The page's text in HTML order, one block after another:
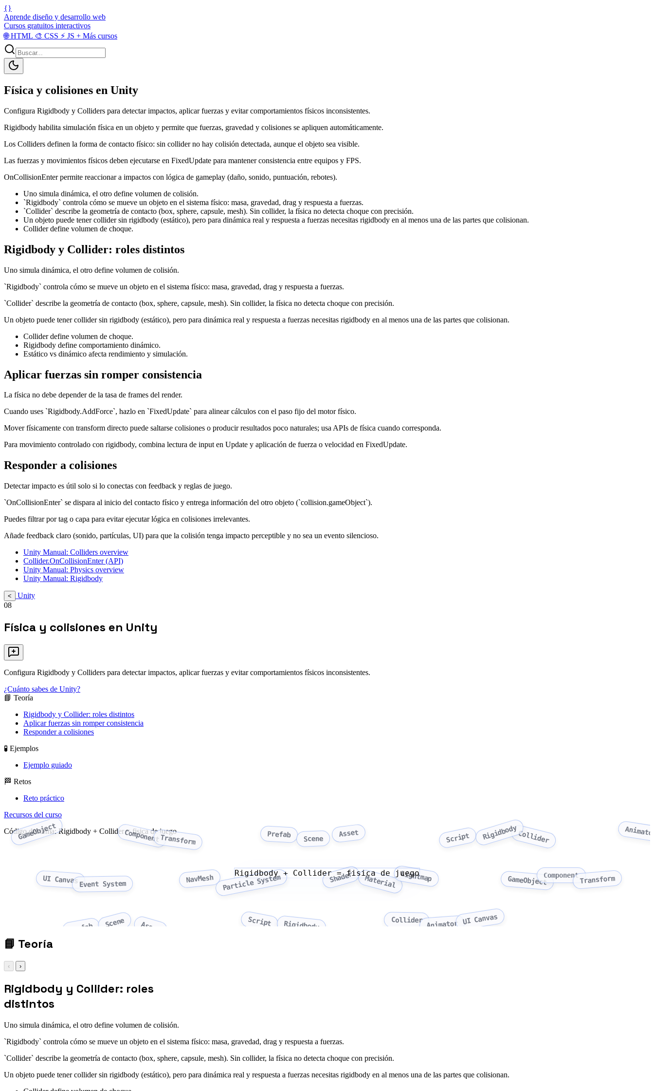
{}
Aprende diseño y desarrollo web
Cursos gratuitos interactivos
🌐HTML 🎨 CSS ⚡ JS + Más cursos
Física y colisiones en Unity
Configura Rigidbody y Colliders para detectar impactos, aplicar fuerzas y evitar comportamientos físicos inconsistentes.
Rigidbody habilita simulación física en un objeto y permite que fuerzas, gravedad y colisiones se apliquen automáticamente.
Los Colliders definen la forma de contacto físico: sin collider no hay colisión detectada, aunque el objeto sea visible.
Las fuerzas y movimientos físicos deben ejecutarse en FixedUpdate para mantener consistencia entre equipos y FPS.
OnCollisionEnter permite reaccionar a impactos con lógica de gameplay (daño, sonido, puntuación, rebotes).
Uno simula dinámica, el otro define volumen de colisión.
`Rigidbody` controla cómo se mueve un objeto en el sistema físico: masa, gravedad, drag y respuesta a fuerzas.
`Collider` describe la geometría de contacto (box, sphere, capsule, mesh). Sin collider, la física no detecta choque con precisión.
Un objeto puede tener collider sin rigidbody (estático), pero para dinámica real y respuesta a fuerzas necesitas rigidbody en al menos una de las partes que colisionan.
Collider define volumen de choque.
Rigidbody y Collider: roles distintos
Uno simula dinámica, el otro define volumen de colisión.
`Rigidbody` controla cómo se mueve un objeto en el sistema físico: masa, gravedad, drag y respuesta a fuerzas.
`Collider` describe la geometría de contacto (box, sphere, capsule, mesh). Sin collider, la física no detecta choque con precisión.
Un objeto puede tener collider sin rigidbody (estático), pero para dinámica real y respuesta a fuerzas necesitas rigidbody en al menos una de las partes que colisionan.
Collider define volumen de choque.
Rigidbody define comportamiento dinámico.
Estático vs dinámico afecta rendimiento y simulación.
Aplicar fuerzas sin romper consistencia
La física no debe depender de la tasa de frames del render.
Cuando uses `Rigidbody.AddForce`, hazlo en `FixedUpdate` para alinear cálculos con el paso fijo del motor físico.
Mover físicamente con transform directo puede saltarse colisiones o producir resultados poco naturales; usa APIs de física cuando corresponda.
Para movimiento controlado con rigidbody, combina lectura de input en Update y aplicación de fuerza o velocidad en FixedUpdate.
Responder a colisiones
Detectar impacto es útil solo si lo conectas con feedback y reglas de juego.
`OnCollisionEnter` se dispara al inicio del contacto físico y entrega información del otro objeto (`collision.gameObject`).
Puedes filtrar por tag o capa para evitar ejecutar lógica en colisiones irrelevantes.
Añade feedback claro (sonido, partículas, UI) para que la colisión tenga impacto perceptible y no sea un evento silencioso.
Unity Manual: Colliders overview
Collider.OnCollisionEnter (API)
Unity Manual: Physics overview
Unity Manual: Rigidbody
<
Unity
08
Física y colisiones en Unity
Configura Rigidbody y Colliders para detectar impactos, aplicar fuerzas y evitar comportamientos físicos inconsistentes.
¿Cuánto sabes de Unity?
📘 Teoría
Rigidbody y Collider: roles distintos
Aplicar fuerzas sin romper consistencia
Responder a colisiones
🧪 Ejemplos
Ejemplo guiado
🏁 Retos
Reto práctico
Recursos del curso
Código del tema: Rigidbody + Collider = fisica de juego
GameObject ComponentTransform Prefab Scene
Asset Script RigidbodyCollider
UI CanvasEvent System
NavMesh Particle System Shader Material Lightmap GameObjectComponentTransform
Prefab Scene Asset Script Rigidbody Collider Animator UI Canvas
Rigidbody + Collider = fisica de juego
📘 Teoría
‹ ›
Rigidbody y Collider: roles
distintos
Uno simula dinámica, el otro define volumen de colisión.
`Rigidbody` controla cómo se mueve un objeto en el sistema físico: masa, gravedad, drag y respuesta a fuerzas.
`Collider` describe la geometría de contacto (box, sphere, capsule, mesh). Sin collider, la física no detecta choque con precisión.
Un objeto puede tener collider sin rigidbody (estático), pero para dinámica real y respuesta a fuerzas necesitas rigidbody en al menos una de las partes que colisionan.